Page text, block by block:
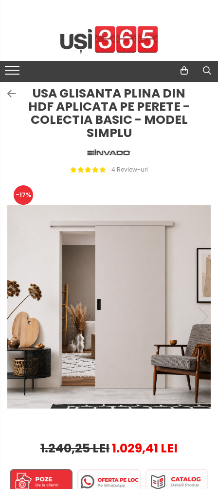
USA GLISANTA PLINA DIN
HDF APLICATA PE PERETE -
COLECTIA BASIC - MODEL
SIMPLU
4 Review-uri
-17%
1.240,25 LEI1.029,41 LEI